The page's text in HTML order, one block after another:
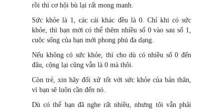
rồi thì cơ hội bù lại rất mong manh.
Sức khỏe là 1, các cái khác đều là 0. Chỉ khi có sức
khỏe, thì bạn mới có thể thêm nhiều số 0 vào sau số 1,
cuộc sống của bạn mới phong phú đa dạng.
Nếu không có sức khỏe, thì cho dù có nhiều số 0 đến
đâu, cộng lại cũng vẫn là 0 mà thôi.
Còn trẻ, xin hãy đối xử tốt với sức khỏe của bản thân,
vì bạn sẽ luôn cần đến nó.
Dù có thể bạn đã nghe rất nhiều, nhưng tôi vẫn phải